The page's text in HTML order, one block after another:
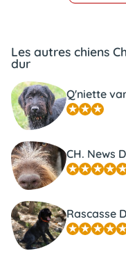
Les autres chiens
dur
Q'niette
CH. News
Rascasse